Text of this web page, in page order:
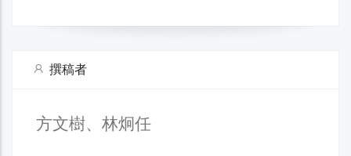
撰稿者
方文樹、林炯任